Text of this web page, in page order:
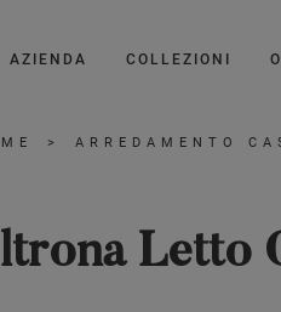
AZIENDA COLLEZIONI
> ARREDAMENTO
Letto